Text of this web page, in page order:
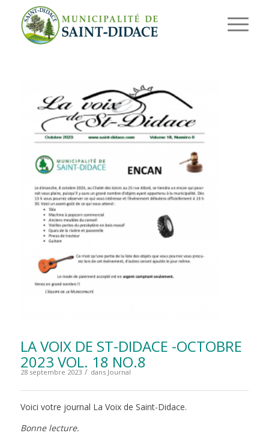
LA VOIX DE ST-DIDACE -OCTOBRE
2023 VOL. 18 NO.8
28 septembre 2023 / dans Journal
Voici votre journal La Voix de Saint-Didace.
Bonne lecture.